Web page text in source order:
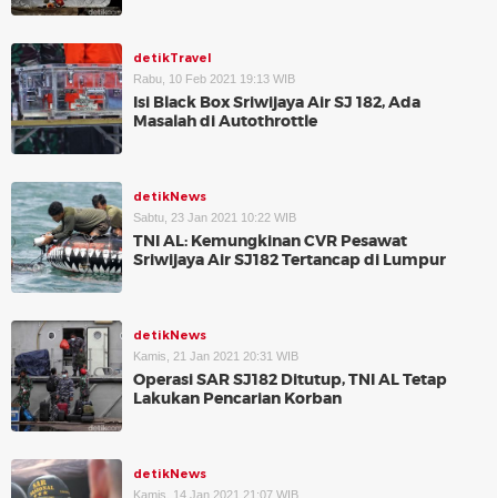
detikTravel
Rabu, 10 Feb 2021 19:13 WIB
Isi Black Box Sriwijaya Air SJ 182, Ada
Masalah di Autothrottle
detikNews
Sabtu, 23 Jan 2021 10:22 WIB
TNI AL: Kemungkinan CVR Pesawat
Sriwijaya Air SJ182 Tertancap di Lumpur
detikNews
Kamis, 21 Jan 2021 20:31 WIB
Operasi SAR SJ182 Ditutup, TNI AL Tetap
Lakukan Pencarian Korban
detikNews
Kamis, 14 Jan 2021 21:07 WIB